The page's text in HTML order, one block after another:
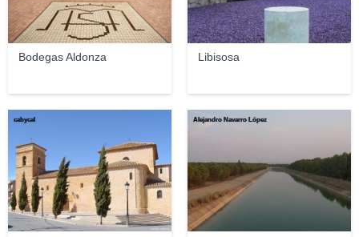
Bodegas Aldonza Libisosa
cabycal Alejandro Navarro López